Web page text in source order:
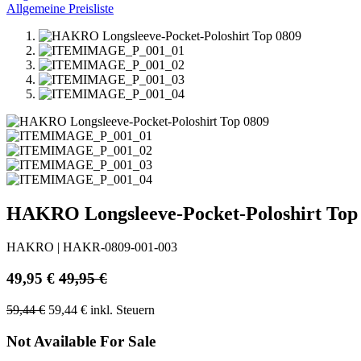
Allgemeine Preisliste
HAKRO Longsleeve-Pocket-Poloshirt Top
HAKRO HAKR-0809-001-003
49,95 € 49,95€
59,44€ 59,44 € inkl. Steuern
Not Available For Sale